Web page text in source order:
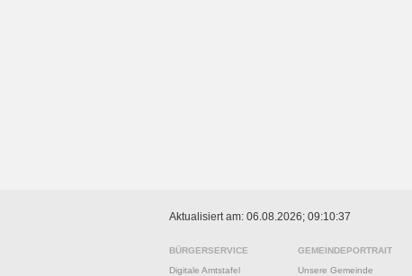
Aktualisiert am: 06.08.2026; 09:10:37
BÜRGERSERVICE
Digitale Amtstafel
GEMEINDEPORTRAIT
Unsere Gemeinde